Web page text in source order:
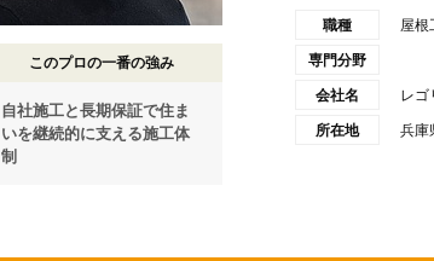
このプロの一番の強み
自社施工と長期保証で住ま
いを継続的に支える施工体
制
職種 屋根
専門分野
会社名 レゴ
所在地 兵庫